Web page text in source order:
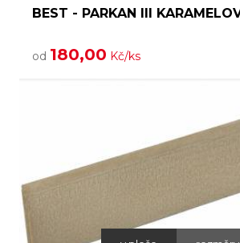
BEST - PARKAN III
od 180,00 Kč/ks